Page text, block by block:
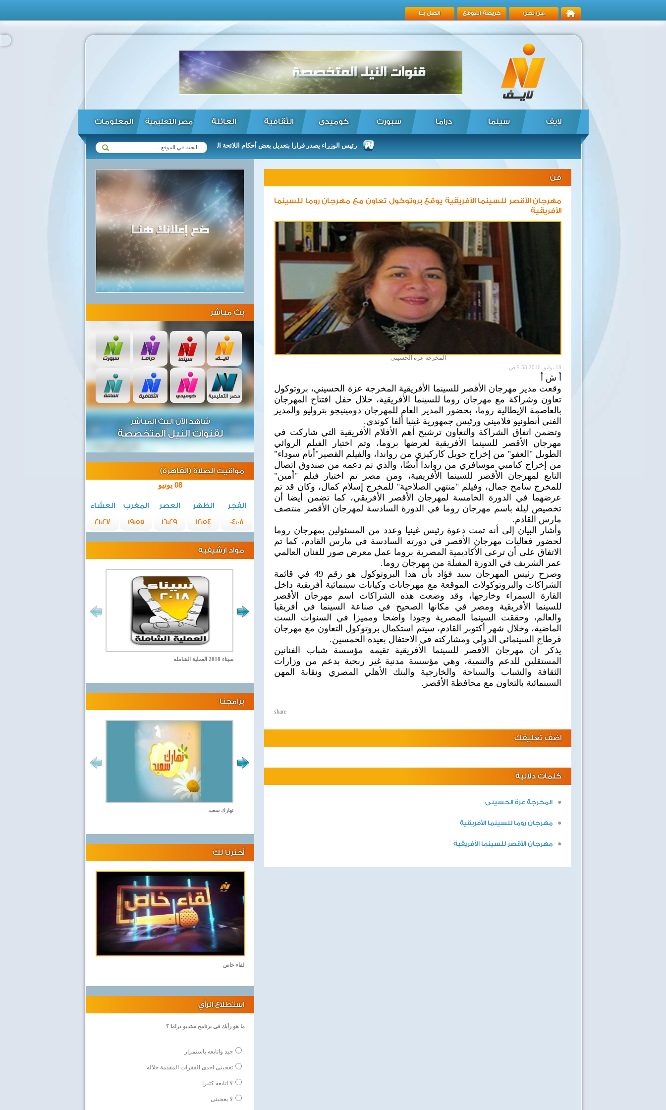
من نحن خريطة الموقع اتصل بنا
لايف سينما دراما سبورت كوميدى الثقافية العائلة مصر التعليمية المعلومات
الحكومة تنفي قبول المصريين العائدين من روسيا رئيس الوزراء يصدر قرارا بتعديل بعض أحكام اللائحة التنفيذية لقانون الاستثمار ...
فن
مهرجان الأقصر للسينما الأفريقية يوقع بروتوكول تعاون مع مهرجان روما للسينما
الأفريقية
المخرجة عزة الحسينى
18 يوليو, 2016 9:53 ص
أ ش أ
وقعت مدير مهرجان الأقصر للسينما الأفريقية المخرجة عزة الحسيني، بروتوكول
تعاون وشراكة مع مهرجان روما للسينما الأفريقية، خلال حفل افتتاح المهرجان
بالعاصمة الإيطالية روما، بحضور المدير العام للمهرجان دومينيجو بتروليو والمدير
الفني أنطونيو فلاميني ورئيس جمهورية غينيا ألفا كوندي.
وتضمن اتفاق الشراكة والتعاون ترشيح أهم الأفلام الأفريقية التي شاركت في
مهرجان الأقصر للسينما الأفريقية لعرضها بروما، وتم اختيار الفيلم الروائي
الطويل "العفو" من إخراج جويل كاركيزي من رواندا، والفيلم القصير"أيام سوداء"
من إخراج كيامبي موسافري من رواندا أيضًا، والذي تم دعمه من صندوق اتصال
التابع لمهرجان الأقصر للسينما الأفريقية، ومن مصر تم اختيار فيلم "أمين"
للمخرج سامح جمال، وفيلم "منتهي الصلاحية" للمخرج إسلام كمال، وكان قد تم
عرضهما في الدورة الخامسة لمهرجان الأقصر الأفريقي، كما تضمن أيضا أن
تخصيص ليلة باسم مهرجان روما في الدورة السادسة لمهرجان الأقصر منتصف
مارس القادم.
وأشار البيان إلى أنه تمت دعوة رئيس غينيا وعدد من المسئولين بمهرجان روما
لحضور فعاليات مهرجان الأقصر في دورته السادسة في مارس القادم، كما تم
الاتفاق على أن ترعى الأكاديمية المصرية بروما عمل معرض صور للفنان العالمي
عمر الشريف في الدورة المقبلة من مهرجان روما.
وصرح رئيس المهرجان سيد فؤاد بأن هذا البروتوكول هو رقم 49 في قائمة
الشراكات والبروتوكولات الموقعة مع مهرجانات وكيانات سينمائية أفريقية داخل
القارة السمراء وخارجها، وقد وضعت هذه الشراكات اسم مهرجان الأقصر
للسينما الأفريقية ومصر في مكانها الصحيح في صناعة السينما في أفريقيا
والعالم، وحققت السينما المصرية وجودا واضحا ومميزا في السنوات الست
الماضية، وخلال شهر أكتوبر القادم، سيتم استكمال بروتوكول التعاون مع مهرجان
قرطاج السينمائي الدولي ومشاركته في الاحتفال بعيده الخمسين.
يذكر أن مهرجان الأقصر للسينما الأفريقية تقيمه مؤسسة شباب الفنانين
المستقلين للدعم والتنمية، وهي مؤسسة مدنية غير ربحية بدعم من وزارات
الثقافة والشباب والسياحة والخارجية والبنك الأهلي المصري ونقابة المهن
السينمائية بالتعاون مع محافظة الأقصر.
share
اضف تعليقك
كلمات دلالية
المخرجة عزة الحسينى
مهرجان روما للسينما الأفريقية
مهرجان الأقصر للسينما الأفريقية
بث مباشر
شاهد الآن البث المباشر
لقنوات النيل المتخصصة
مواقيت الصلاة (القاهرة)
08 يونيو
الفجر الظهر العصر المغرب
العشاء
04:08
12:54
16:29
19:55
21:27
مواد ارشيفيه
سيناء 2018 العملية الشامله مصر تحارب الاهارب اغاني وطنية
برامجنا
نهارك سعيد
أخترنا لك
لقاء خاص
استطلاع الرأي
ما هو رأيك فى برنامج ستديو دراما ؟
جيد واتابعه باستمرار
تعجبنى احدى الفقرات المقدمة خلاله
لا اتابعه كثيرا
لا يعجبنى